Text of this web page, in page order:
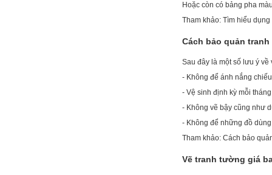
Hoặc còn có bảng pha
Tham khảo: Tìm hiểu
Cách bảo quản
Sau đây là một số lưu ý
- Không để ánh nắng
- Vệ sinh định kỳ mỗi
- Không vẽ bậy cũng như
- Không để những đồ
Tham khảo: Cách bảo
Vẽ tranh tường giá